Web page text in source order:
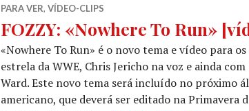
PARA VER, VÍDEO-CLIPS
FOZZY: «Nowhere To Run»
«Nowhere To Run» é o novo tema e vídeo para
estrela da WWE, Chris Jericho na voz e ainda
Ward. Este novo tema será incluído no próximo
americano, que deverá ser editado na Primavera